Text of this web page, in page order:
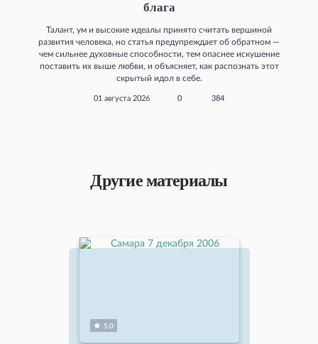
блага
Талант, ум и высокие идеалы принято считать вершиной
развития человека, но статья предупреждает об обратном —
чем сильнее духовные способности, тем опаснее искушение
поставить их выше любви, и объясняет, как распознать этот
скрытый идол в себе.
01 августа 2026 0 384
Другие материалы
5.0